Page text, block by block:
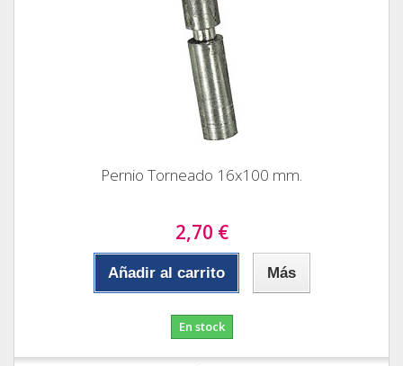
Pernio Torneado 16x100 mm.
2,70 €
Añadir al carrito Más
En stock